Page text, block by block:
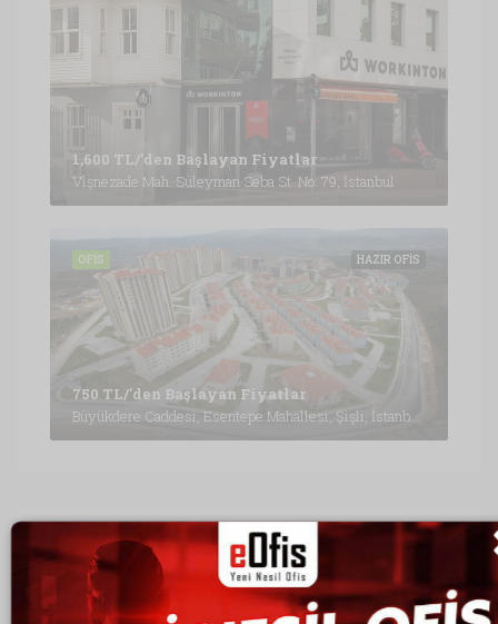
1,600 TL/'den Başlayan Fiyatlar
Vişnezade Mah. Süleyman Seba St. No: 79, İstanbul
HAZIR OFIS
OFIS
750 TL/'den Başlayan Fiyatlar
Büyükdere Caddesi, Esentepe Mahallesi, Şişli, İstanbul, Marmara Bölgesi, 3430, Türkiye, İstanbul
Son Yazılar
İZMİR SANAL OFİSLER